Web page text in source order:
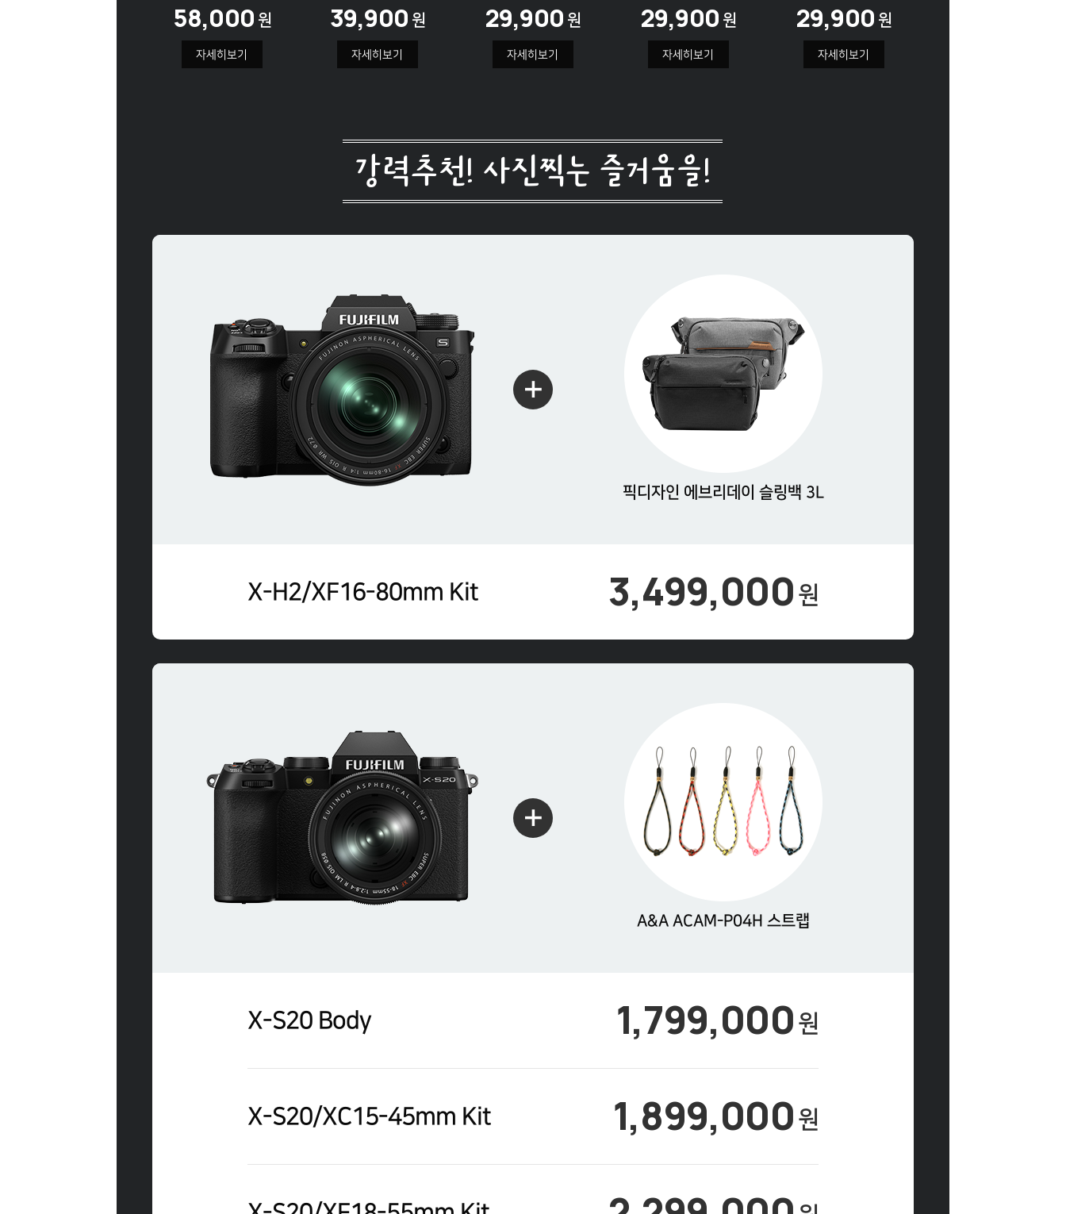
58,000 원
자세히보기
39,900 원
자세히보기
29,900 원
자세히보기
29,900 원
자세히보기
29,900 원
자세히보기
강력추천! 사진찍는 즐거움을!
픽디자인 에브리데이 슬링백 3L
X-H2/XF16-80mm Kit 3,499,000 원
A&A ACAM-P04H 스트랩
X-S20 Body 1,799,000 원
X-S20/XC15-45mm Kit 1,899,000 원